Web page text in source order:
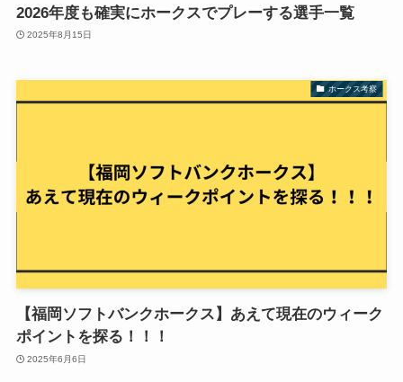
2026年度も確実にホークスでプレーする選手一覧
2025年8月15日
ホークス考察
【福岡ソフトバンクホークス】あえて現在のウィーク
ポイントを探る！！！
2025年6月6日